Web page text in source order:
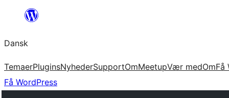
Spring
indhold
Dansk
TemaerPluginsNyhederSupportOmMeetupVær medOmFå
Få WordPress